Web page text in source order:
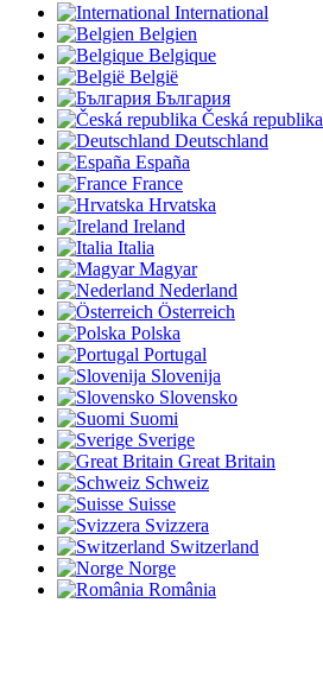
International
Belgien
Belgique
België
България
Česká republika
Deutschland
España
France
Hrvatska
Ireland
Italia
Magyar
Nederland
Österreich
Polska
Portugal
Slovenija
Slovensko
Suomi
Sverige
Great Britain
Schweiz
Suisse
Svizzera
Switzerland
Norge
România